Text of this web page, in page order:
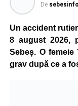
Ultimele știri
De
Un accident
8 august 2026,
Sebeș. O
grav după ce a